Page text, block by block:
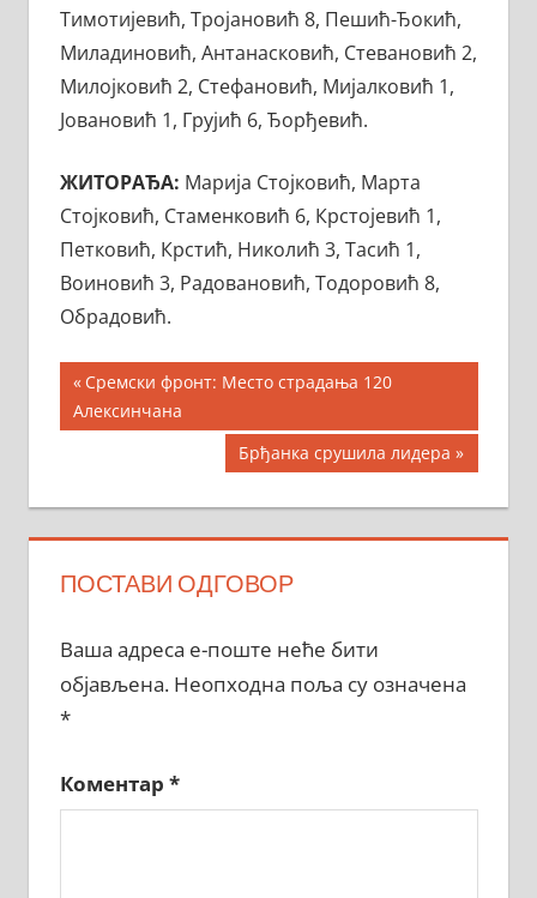
Тимотијевић, Тројановић 8, Пешић-Ђокић,
Миладиновић, Антанасковић, Стевановић 2,
Милојковић 2, Стефановић, Мијалковић 1,
Јовановић 1, Грујић 6, Ђорђевић.
ЖИТОРАЂА: Марија Стојковић, Марта
Стојковић, Стаменковић 6, Крстојевић 1,
Петковић, Крстић, Николић 3, Тасић 1,
Воиновић 3, Радовановић, Тодоровић 8,
Обрадовић.
Кретање
чланка
Previous
Post:
Сремски фронт: Место страдања 120
Алексинчана
Next
Post:
Брђанка срушила лидера
ПОСТАВИ ОДГОВОР
Ваша адреса е-поште неће бити
објављена. Неопходна поља су означена
*
Коментар *